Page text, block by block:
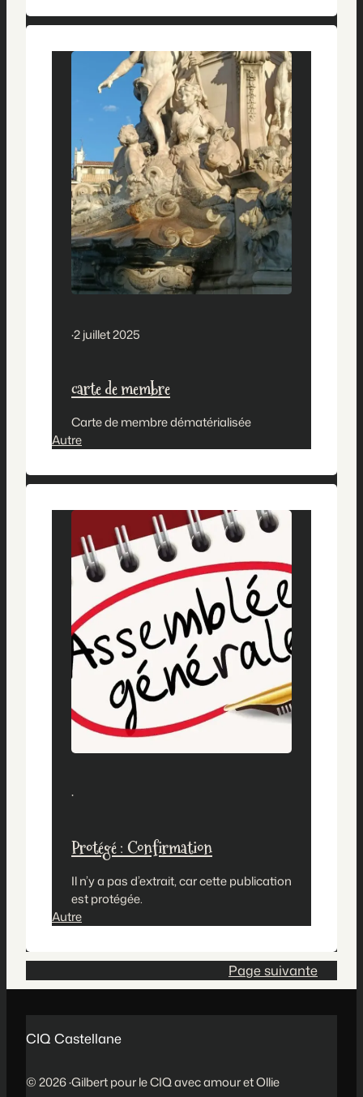
« des aménagements en faveur de la
présidente (DVD) de la Métropole,
Martine Vassal, au moment d’inaugurer
la nouvelle place Castellane (6e).…
·2 juillet 2025
carte de membre
Carte de membre dématérialisée
Autre
·
Protégé : Confirmation
Il n’y a pas d’extrait, car cette publication
est protégée.
Autre
Page suivante
CIQ Castellane
© 2026 ·Gilbert pour le CIQ avec amour et Ollie